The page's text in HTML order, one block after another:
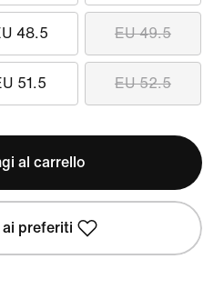
48.5 EU 49.5
51.5 EU 52.5
al carrello
preferiti